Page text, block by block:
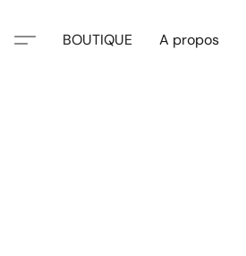
BOUTIQUE A propos